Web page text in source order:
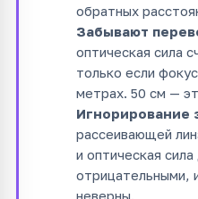
обратных
Забывают
оптическая сила
только если
метрах. 50 см —
Игнорирование
рассеивающей
и оптическая
отрицательными,
неверны.